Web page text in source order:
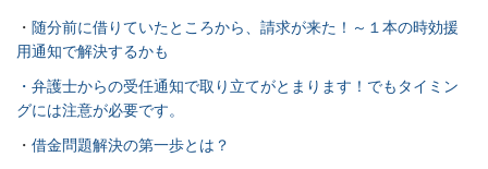
・ 随分前に借りていたところから、請求が来た！～１本の時効援
用通知で解決するかも
・弁護士からの受任通知で取り立てがとまります！でもタイミン
グには注意が必要です。
・ 借金問題解決の第一歩とは？